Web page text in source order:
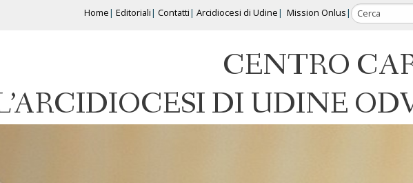
Home Editoriali Contatti Arcidiocesi di Udine Mission Onlus
CENTRO
DI UDINE